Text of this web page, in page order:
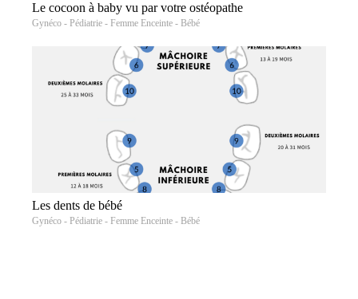
Le cocoon à baby vu par votre ostéopathe
Gynéco - Pédiatrie - Femme Enceinte - Bébé
Les dents de bébé
Gynéco - Pédiatrie - Femme Enceinte - Bébé